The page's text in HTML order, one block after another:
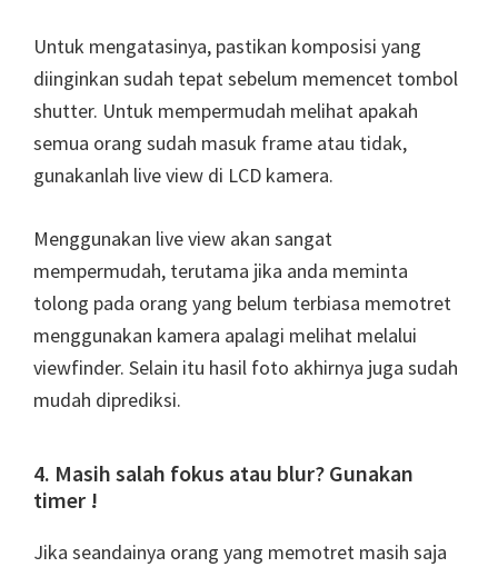
Untuk mengatasinya, pastikan komposisi yang
diinginkan sudah tepat sebelum memencet tombol
shutter. Untuk mempermudah melihat apakah
semua orang sudah masuk frame atau tidak,
gunakanlah live view di LCD kamera.
Menggunakan live view akan sangat
mempermudah, terutama jika anda meminta
tolong pada orang yang belum terbiasa memotret
menggunakan kamera apalagi melihat melalui
viewfinder. Selain itu hasil foto akhirnya juga sudah
mudah diprediksi.
4. Masih salah fokus atau blur? Gunakan
timer !
Jika seandainya orang yang memotret masih saja